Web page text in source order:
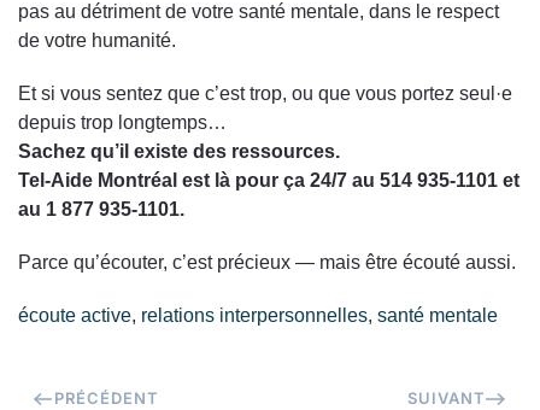
pas au détriment de votre santé mentale, dans le respect
de votre humanité.
Et si vous sentez que c’est trop, ou que vous portez seul·e
depuis trop longtemps…
Sachez qu’il existe des ressources.
Tel-Aide Montréal est là pour ça 24/7 au 514 935-1101 et
au 1 877 935-1101.
Parce qu’écouter, c’est précieux — mais être écouté aussi.
écoute active, relations interpersonnelles, santé mentale
PRÉCÉDENT SUIVANT